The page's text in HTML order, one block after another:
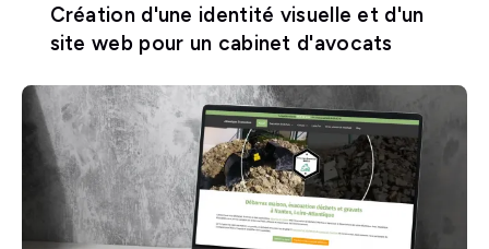
Création d'une identité visuelle et d'un
site web pour un cabinet d'avocats